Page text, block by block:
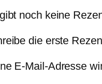
noch keine
die erste
E-Mail-Adresse